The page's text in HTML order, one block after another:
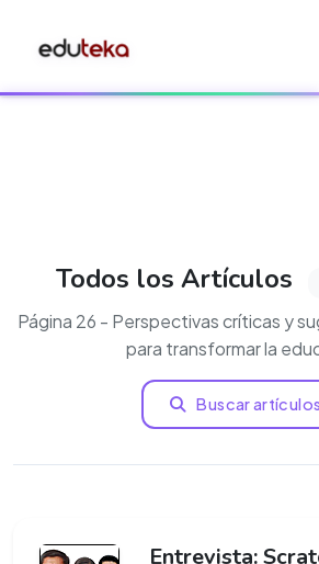
Todos los Artículos
Página 26 - Perspectivas críticas y
para transformar la
Buscar artículos
Entrevista: